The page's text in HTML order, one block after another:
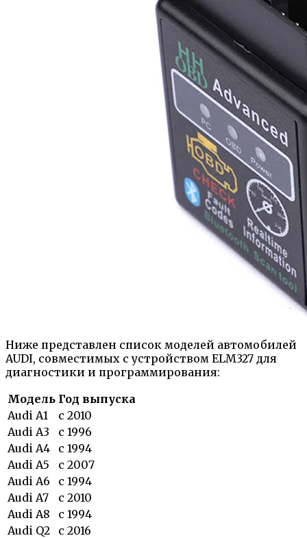
Ниже представлен список моделей автомобилей
AUDI, совместимых с устройством ELM327 для
диагностики и программирования:
Модель Год выпуска
Audi A1
с 2010
Audi A3
с 1996
Audi A4
с 1994
Audi A5
с 2007
Audi A6
с 1994
Audi A7
с 2010
Audi A8
с 1994
Audi Q2
с 2016